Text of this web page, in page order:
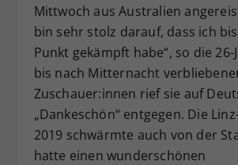
Mittwoch aus Australien
bin sehr stolz darauf, dass ich
Punkt gekämpft habe“, so die 26-
bis nach Mitternacht
Zuschauer:innen rief sie auf
„Dankeschön“ entgegen. Die
2019 schwärmte auch von der
hatte einen wunderschönen